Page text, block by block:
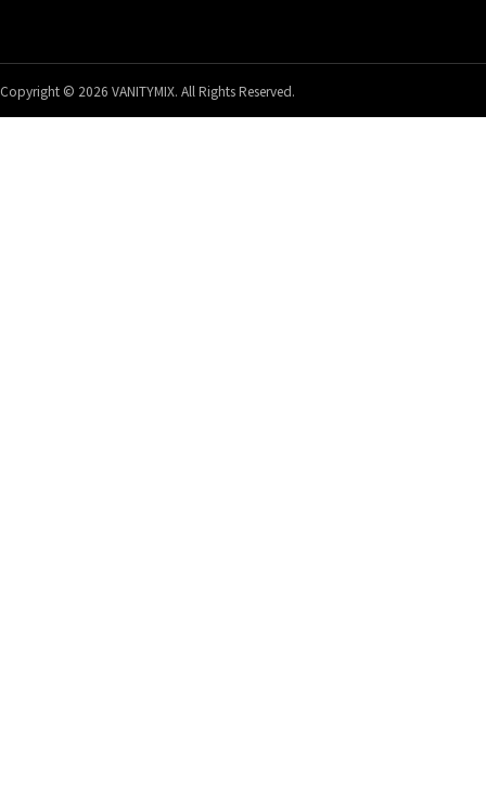
Copyright © 2026 VANITYMIX. All Rights Reserved.